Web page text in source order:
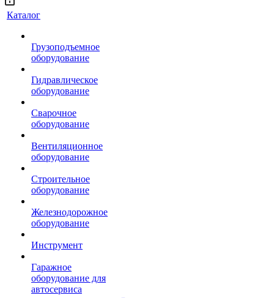
Каталог
Грузоподъемное
оборудование
Гидравлическое
оборудование
Сварочное
оборудование
Вентиляционное
оборудование
Строительное
оборудование
Железнодорожное
оборудование
Инструмент
Гаражное
оборудование для
автосервиса